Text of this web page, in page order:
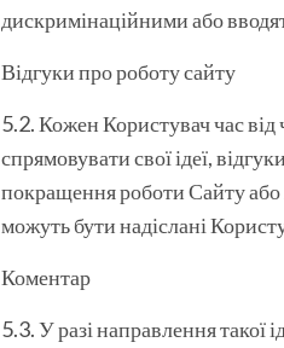
дискримінаційними або
Відгуки про роботу сайту
5.2. Кожен Користувач час від
спрямовувати свої ідеї,
покращення роботи Сайту або
можуть бути надіслані
Коментар
5.3. У разі направлення такої